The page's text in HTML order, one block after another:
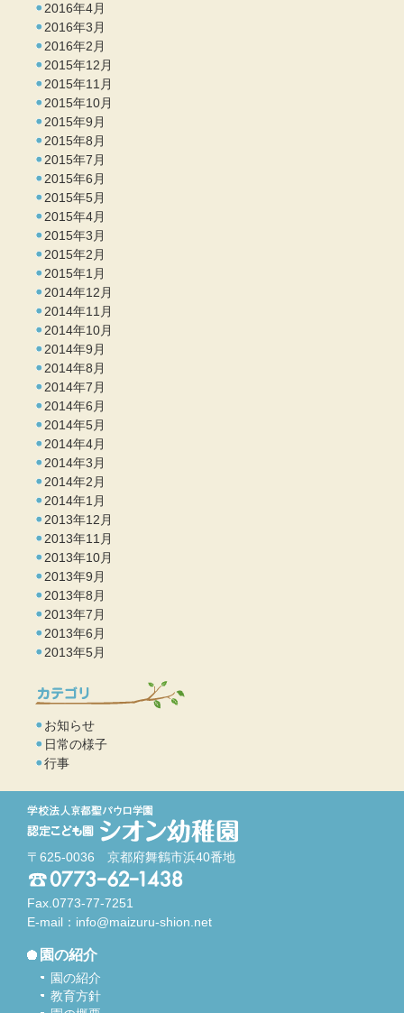
2016年4月
2016年3月
2016年2月
2015年12月
2015年11月
2015年10月
2015年9月
2015年8月
2015年7月
2015年6月
2015年5月
2015年4月
2015年3月
2015年2月
2015年1月
2014年12月
2014年11月
2014年10月
2014年9月
2014年8月
2014年7月
2014年6月
2014年5月
2014年4月
2014年3月
2014年2月
2014年1月
2013年12月
2013年11月
2013年10月
2013年9月
2013年8月
2013年7月
2013年6月
2013年5月
お知らせ
日常の様子
行事
〒625-0036 京都府舞鶴市浜40番地
Fax.0773-77-7251
E-mail： info@maizuru-shion.net
園の紹介
園の紹介
教育方針